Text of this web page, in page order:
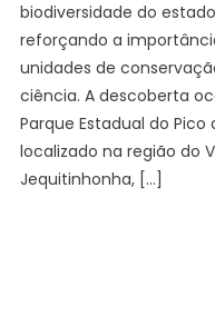
biodiversidade do
reforçando a
unidades de
ciência. A descoberta
Parque Estadual do Pico
localizado na região do
Jequitinhonha, […]